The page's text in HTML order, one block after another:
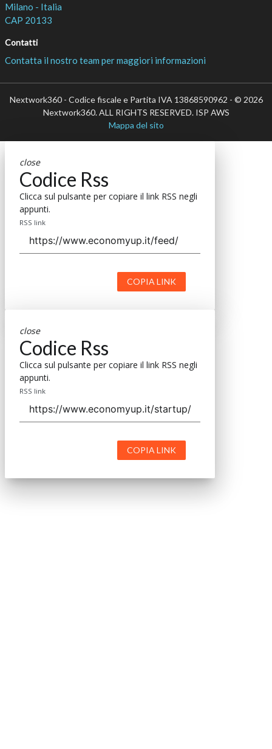
Milano - Italia
CAP 20133
Contatti
Contatta il nostro team per maggiori informazioni
Nextwork360 - Codice fiscale e Partita IVA 13868590962 - © 2026
Nextwork360. ALL RIGHTS RESERVED. ISP AWS
Mappa del sito
close
Codice Rss
Clicca sul pulsante per copiare il link RSS negli
appunti.
RSS link
COPIA LINK
close
Codice Rss
Clicca sul pulsante per copiare il link RSS negli
appunti.
RSS link
COPIA LINK